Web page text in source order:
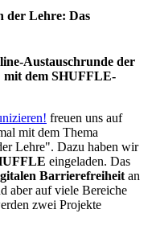
der Lehre: Das
Austauschrunde der
dem SHUFFLE-
freuen uns auf
mit dem Thema
Lehre". Dazu haben wir
eingeladen. Das
Barrierefreiheit an
aber auf viele Bereiche
zwei Projekte